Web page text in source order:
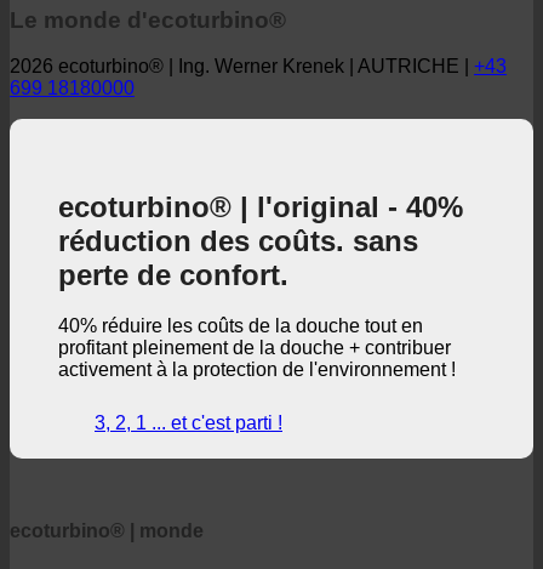
Le monde d'ecoturbino®
2026 ecoturbino® | Ing. Werner Krenek | AUTRICHE | +43
699 18180000
ecoturbino® | l'original - 40%
réduction des coûts. sans
perte de confort.
40% réduire les coûts de la douche tout en
profitant pleinement de la douche + contribuer
activement à la protection de l'environnement !
3, 2, 1 ... et c'est parti !
ecoturbino® | monde